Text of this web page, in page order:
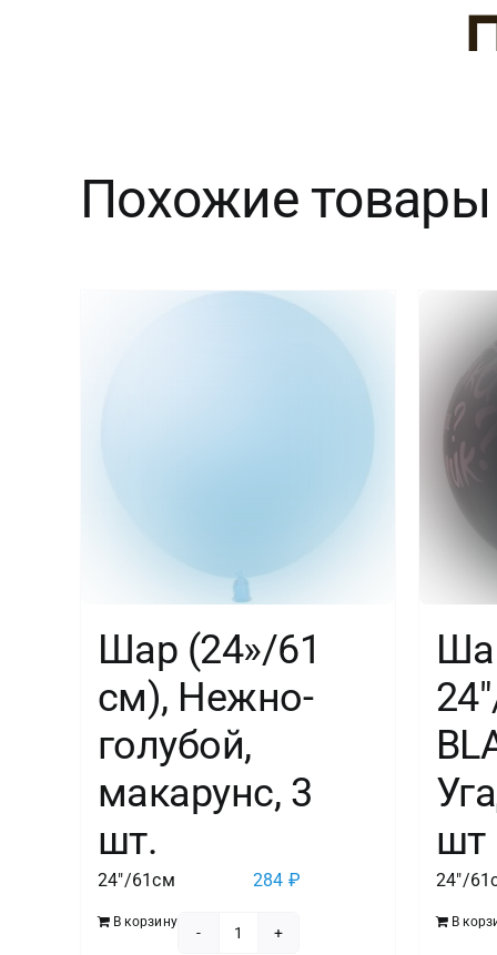
Похожие товары
Шар (24»/61
см), Нежно-
голубой,
макарунс, 3
шт.
24"/61см 284 ₽
В корзину
шт
24"/
В